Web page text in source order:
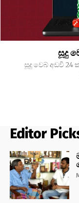
සූදු
සූදු වෙබ් අඩවි 24
Editor